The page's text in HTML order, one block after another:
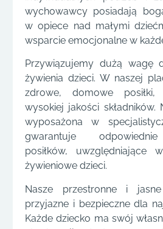
wychowawcy posiadają
w opiece nad małymi
wsparcie emocjonalne w
Przywiązujemy dużą wagę
żywienia dzieci. W naszej
zdrowe, domowe
wysokiej jakości składników.
wyposażona w
gwarantuje
posiłków, uwzględniające
żywieniowe dzieci.
Nasze przestronne i
przyjazne i bezpieczne dla
Każde dziecko ma swój